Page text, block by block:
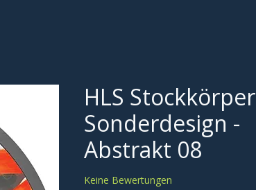
HLS Stockkörper
Sonderdesign -
Abstrakt 08
Keine Bewertungen